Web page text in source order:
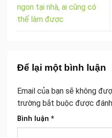
ngon tại nhà, ai cũng có
thể làm được
Để lại một bình luận
Email của bạn sẽ không
trường bắt buộc được
Bình luận *